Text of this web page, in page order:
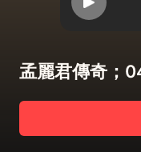
孟麗君傳奇；